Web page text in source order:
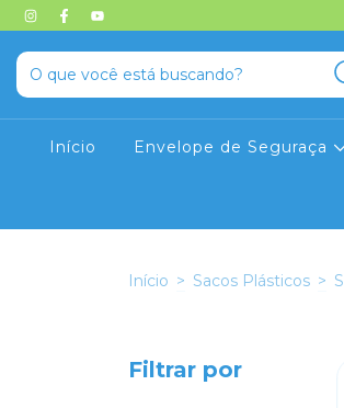
Início Envelope de Seguraça
Início > Sacos Plásticos >
Filtrar por